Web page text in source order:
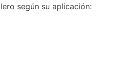
según su aplicación: